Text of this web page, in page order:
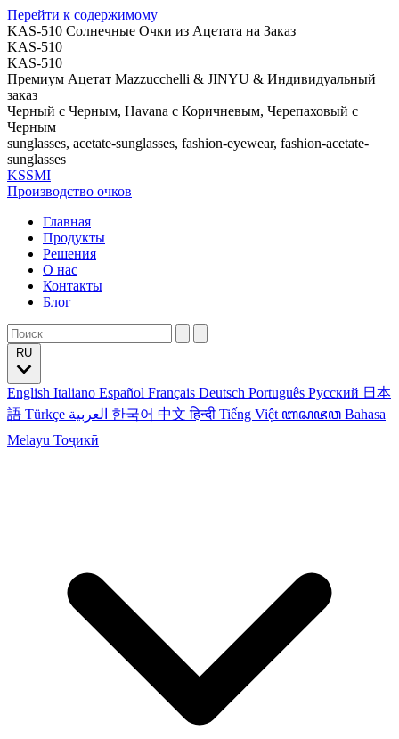
Перейти к содержимому
KAS-510 Солнечные Очки из Ацетата на Заказ
KAS-510
KAS-510
Премиум Ацетат Mazzucchelli & JINYU & Индивидуальный
заказ
Черный с Черным, Havana с Коричневым, Черепаховый с
Черным
sunglasses, acetate-sunglasses, fashion-eyewear, fashion-acetate-
sunglasses
KSSMI
Производство очков
Главная
Продукты
Решения
О нас
Контакты
Блог
English Italiano Español Français Deutsch Português Русский 日本
語 Türkçe 한국어 中文हिन्दी Tiếng Việt ꦧꦱꦗꦮ Bahasa
Melayu Тоҷикӣ